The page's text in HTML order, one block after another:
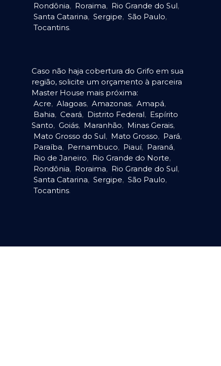
Rondônia, Roraima, Rio Grande do Sul,
Santa Catarina, Sergipe, São Paulo,
Tocantins.
Caso não haja cobertura do Grifo em sua
região, solicite um orçamento à parceira
Master House mais próxima:
Acre, Alagoas, Amazonas, Amapá,
Bahia, Ceará, Distrito Federal, Espírito
Santo, Goiás, Maranhão, Minas Gerais,
Mato Grosso do Sul, Mato Grosso, Pará,
Paraíba, Pernambuco, Piauí, Paraná,
Rio de Janeiro, Rio Grande do Norte,
Rondônia, Roraima, Rio Grande do Sul,
Santa Catarina, Sergipe, São Paulo,
Tocantins.